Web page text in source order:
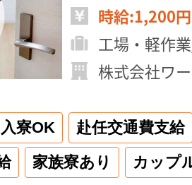
時給:1,200
工場・軽作
株式会社ワ
寮OK
赴任交通費支給
家族寮あり カップ